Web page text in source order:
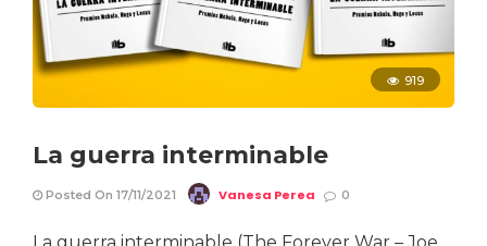
919
La guerra interminable
Posted On 17/11/2021 Vanesa Perea 0